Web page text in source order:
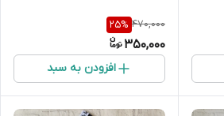
470,000
25%
350,000
افزودن به سبد